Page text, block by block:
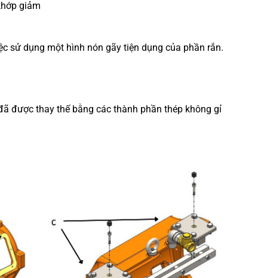
giảm
sử dụng một hình nón gãy tiện dụng của phần rắn.
được thay thế bằng các thành phần thép không gỉ